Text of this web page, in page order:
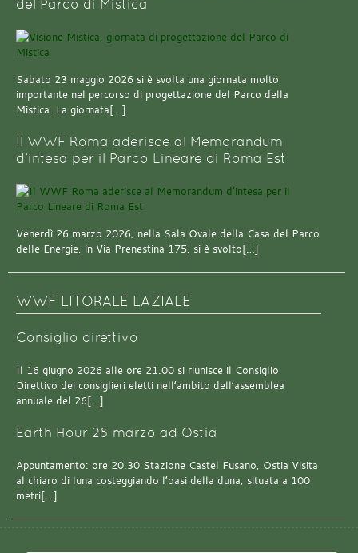
del Parco di Mistica
Sabato 23 maggio 2026 si è svolta una giornata molto
importante nel percorso di progettazione del Parco della
Mistica. La giornata[…]
Il WWF Roma aderisce al Memorandum
d’intesa per il Parco Lineare di Roma Est
Venerdì 26 marzo 2026, nella Sala Ovale della Casa del Parco
delle Energie, in Via Prenestina 175, si è svolto[…]
WWF LITORALE LAZIALE
Consiglio direttivo
Il 16 giugno 2026 alle ore 21.00 si riunisce il Consiglio
Direttivo dei consiglieri eletti nell’ambito dell’assemblea
annuale del 26[…]
Earth Hour 28 marzo ad Ostia
Appuntamento: ore 20.30 Stazione Castel Fusano, Ostia Visita
al chiaro di luna costeggiando l’oasi della duna, situata a 100
metri[…]